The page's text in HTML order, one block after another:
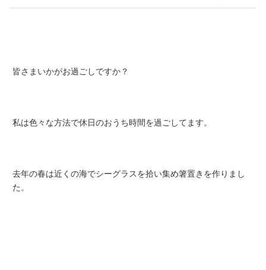
皆さまいかがお過ごしですか？
私は色々な方法で休日のおうち時間を過ごしてます。
去年の春は近くの海でシーグラスを拾い集め箸置きを作りまし
た。